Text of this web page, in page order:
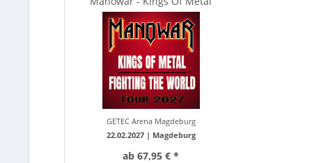
Fighting The World...
GETEC Arena Magdeburg
22.02.2027 | Magdeburg
ab 67,95 € *